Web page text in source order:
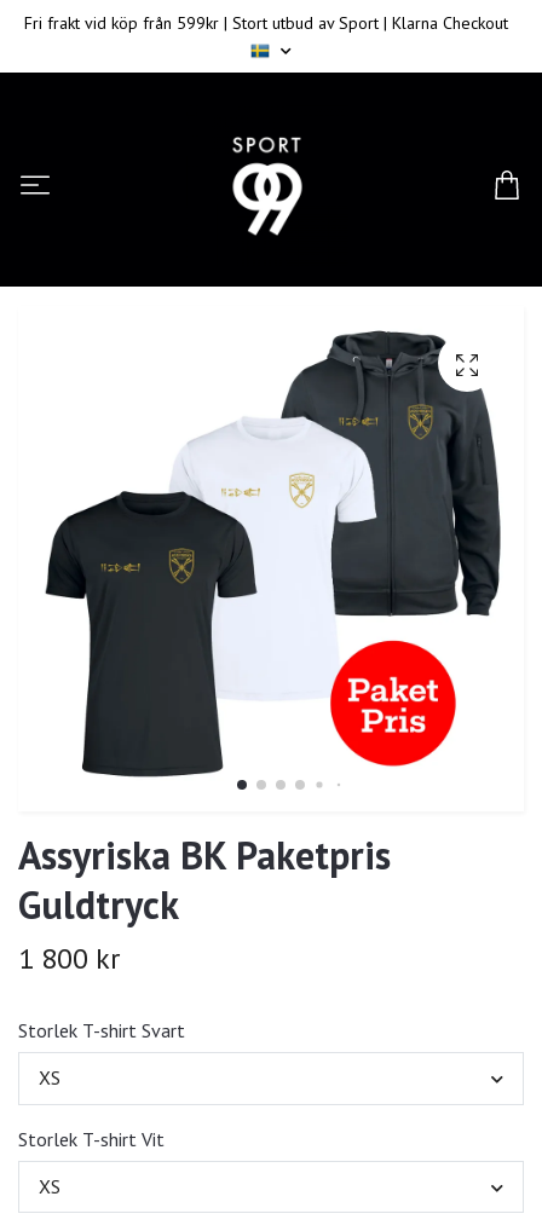
Fri frakt vid köp från 599kr | Stort utbud av Sport | Klarna Checkout
Assyriska BK Paketpris
Guldtryck
1 800 kr
Storlek T-shirt Svart
XS
Storlek T-shirt Vit
XS